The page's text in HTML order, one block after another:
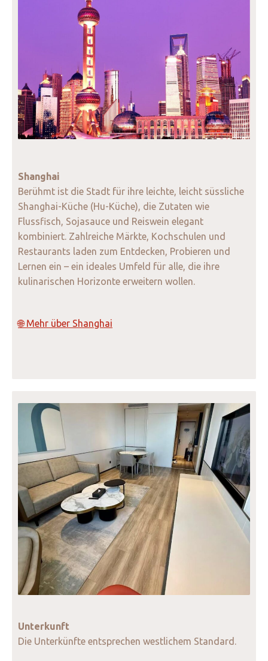
Shanghai
Berühmt ist die Stadt für ihre leichte, leicht süssliche
Shanghai-Küche (Hu-Küche), die Zutaten wie
Flussfisch, Sojasauce und Reiswein elegant
kombiniert. Zahlreiche Märkte, Kochschulen und
Restaurants laden zum Entdecken, Probieren und
Lernen ein – ein ideales Umfeld für alle, die ihre
kulinarischen Horizonte erweitern wollen.
🌐 Mehr über Shanghai
Unterkunft
Die Unterkünfte entsprechen westlichem Standard.